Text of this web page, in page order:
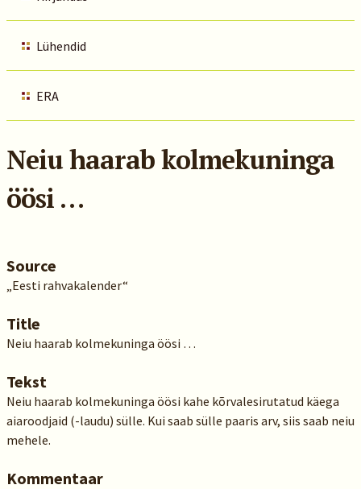
Lühendid
ERA
Neiu haarab kolmekuninga
öösi …
Source
„Eesti rahvakalender“
Title
Neiu haarab kolmekuninga öösi …
Tekst
Neiu haarab kolmekuninga öösi kahe kõrvalesirutatud käega
aiaroodjaid (-laudu) sülle. Kui saab sülle paaris arv, siis saab neiu
mehele.
Kommentaar